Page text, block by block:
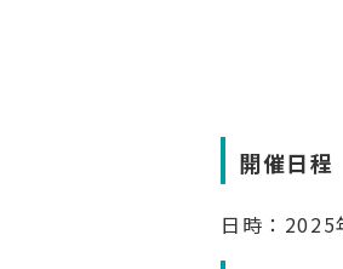
開催日程
日時：